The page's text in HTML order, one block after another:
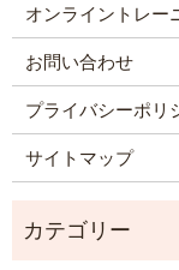
オンライントレー
お問い合わせ
プライバシーポリ
サイトマップ